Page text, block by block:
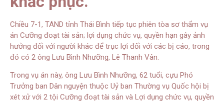
Chiều 7-1, TAND tỉnh Thái Bình tiếp tục phiên tòa sơ thẩm vụ
án Cưỡng đoạt tài sản; lợi dụng chức vụ, quyền hạn gây ảnh
hưởng đối với người khác để trục lợi đối với các bị cáo, trong
đó có 2 ông Lưu Bình Nhưỡng, Lê Thanh Vân.
Trong vụ án này, ông Lưu Bình Nhưỡng, 62 tuổi, cựu Phó
Trưởng ban Dân nguyện thuộc Uỷ ban Thường vụ Quốc hội bị
xét xử với 2 tội Cưỡng đoạt tài sản và Lợi dụng chức vụ, quyền